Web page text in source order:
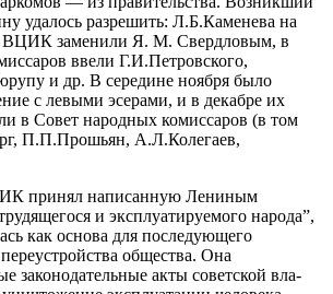
удалось разрешить: Л.Б.Каменева на
ВЦИК за­менили Я. М. Свердловым, в
ввели Г.И.Петровского,
и др. В середине ноября было
с левыми эсерами, и в декабре их
в Совет народных комиссаров (в том
П.П.Прошьян, А.Л.Колегаев,
принял написанную Лениным
и эксплуатируемого народа”,
как основа для последующего
общества. Она
законодательные акты советской вла­